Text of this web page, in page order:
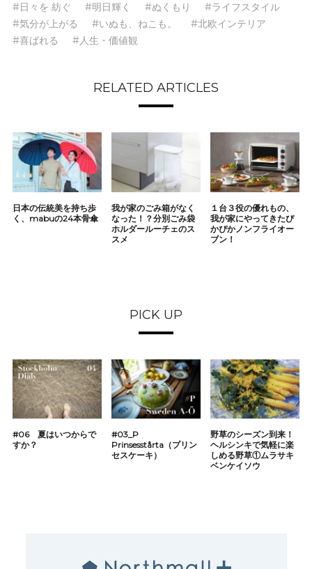
#日々を 紡ぐ
#明日輝く #ぬくもり
#ライフスタイル
#気分が上がる
#いぬも、ねこも。
#北欧インテリア
#喜ばれる
#人生・価値観
RELATED ARTICLES
日本の伝統美を持ち歩
く、mabuの24本骨傘
我が家のごみ箱がなく
なった！？分別ごみ袋
ホルダールーチェのス
スメ
１台３役の優れもの、
我が家にやってきたぴ
かぴかノンフライオー
ブン！
PICK UP
#06 夏はいつからで
すか？
#03_P
Prinsesstårta（プリン
セスケーキ）
野草のシーズン到来！
ヘルシンキで気軽に楽
しめる野草①ムラサキ
ベンケイソウ